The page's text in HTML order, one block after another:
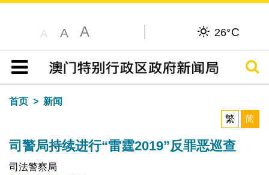
A A A 26°C
目录
搜寻
首页
新闻
繁
简
司警局持续进行“雷霆2019”反罪恶巡查
司法警察局